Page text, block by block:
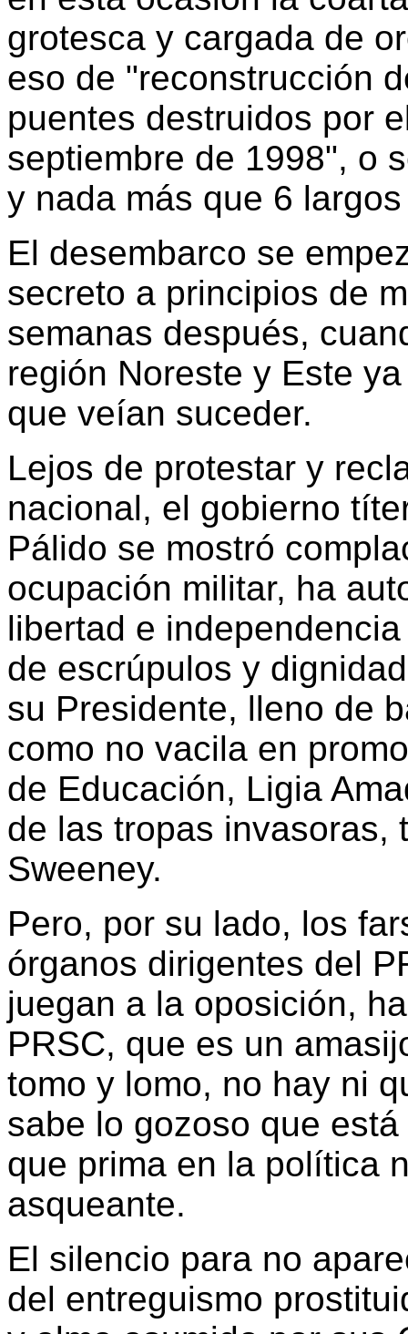
grotesca y cargada de
eso de "reconstrucción
puentes destruidos por
septiembre de 1998", o
y nada más que 6
El desembarco se
secreto a principios de
semanas después,
región Noreste y Este
que veían suceder.
Lejos de protestar y
nacional, el gobierno
Pálido se mostró
ocupación militar, ha
libertad e
de escrúpulos y
su Presidente, lleno de
como no vacila en
de Educación, Ligia
de las tropas invasoras,
Sweeney.
Pero, por su lado, los
órganos dirigentes del
juegan a la oposición,
PRSC, que es un
tomo y lomo, no hay ni
sabe lo gozoso que
que prima en la política
asqueante.
El silencio para no
del entreguismo